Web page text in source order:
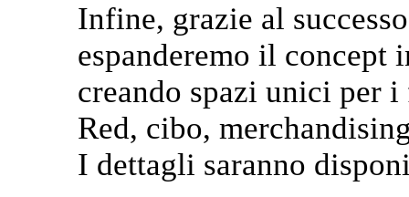
Infine, grazie al
espanderemo il concept
creando spazi unici per
Red, cibo,
I dettagli saranno